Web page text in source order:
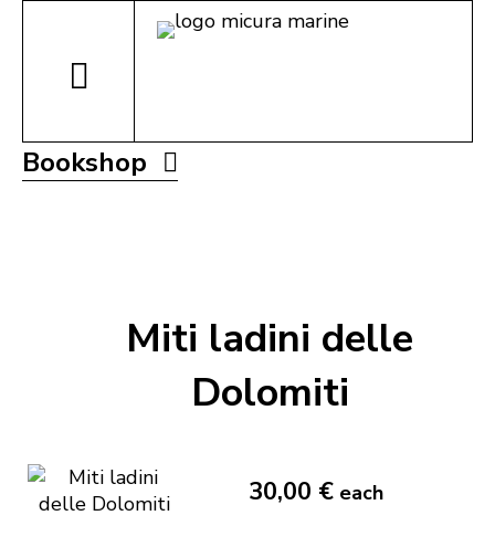
Bookshop
Miti ladini delle
Dolomiti
30,00 € each